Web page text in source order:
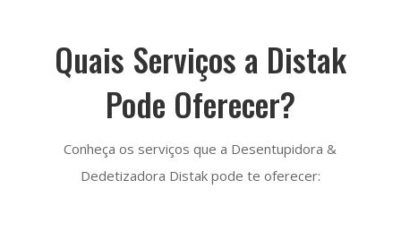
Quais Serviços a Distak
Pode Oferecer?
Conheça os serviços que a Desentupidora &
Dedetizadora Distak pode te oferecer: